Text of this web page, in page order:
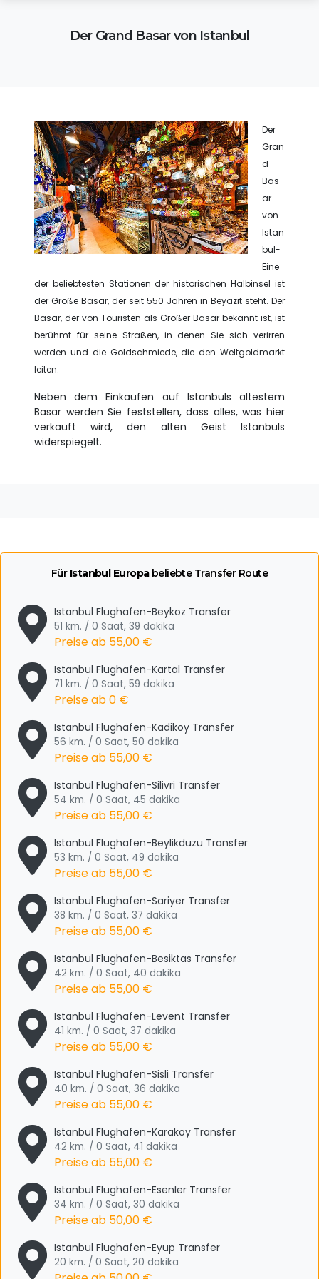
Der Grand Basar von Istanbul
Der
Gran
d
Bas
ar
von
Istan
bul-
Eine
der beliebtesten Stationen der historischen Halbinsel ist
der Große Basar, der seit 550 Jahren in Beyazıt steht. Der
Basar, der von Touristen als Großer Basar bekannt ist, ist
berühmt für seine Straßen, in denen Sie sich verirren
werden und die Goldschmiede, die den Weltgoldmarkt
leiten.
Neben dem Einkaufen auf Istanbuls ältestem
Basar werden Sie feststellen, dass alles, was hier
verkauft wird, den alten Geist Istanbuls
widerspiegelt.
Für Istanbul Europabeliebte Transfer Route
Istanbul Flughafen-Beykoz Transfer
51 km. / 0 Saat, 39 dakika
Preise ab 55,00 €
Istanbul Flughafen-Kartal Transfer
71 km. / 0 Saat, 59 dakika
Preise ab0 €
Istanbul Flughafen-Kadikoy Transfer
56 km. / 0 Saat, 50 dakika
Preise ab 55,00 €
Istanbul Flughafen-Silivri Transfer
54 km. / 0 Saat, 45 dakika
Preise ab 55,00 €
Istanbul Flughafen-Beylikduzu Transfer
53 km. / 0 Saat, 49 dakika
Preise ab 55,00 €
Istanbul Flughafen-Sariyer Transfer
38 km. / 0 Saat, 37 dakika
Preise ab 55,00 €
Istanbul Flughafen-Besiktas Transfer
42 km. / 0 Saat, 40 dakika
Preise ab 55,00 €
Istanbul Flughafen-Levent Transfer
41 km. / 0 Saat, 37 dakika
Preise ab 55,00 €
Istanbul Flughafen-Sisli Transfer
40 km. / 0 Saat, 36 dakika
Preise ab 55,00 €
Istanbul Flughafen-Karakoy Transfer
42 km. / 0 Saat, 41 dakika
Preise ab 55,00 €
Istanbul Flughafen-Esenler Transfer
34 km. / 0 Saat, 30 dakika
Preise ab 50,00 €
Istanbul Flughafen-Eyup Transfer
20 km. / 0 Saat, 20 dakika